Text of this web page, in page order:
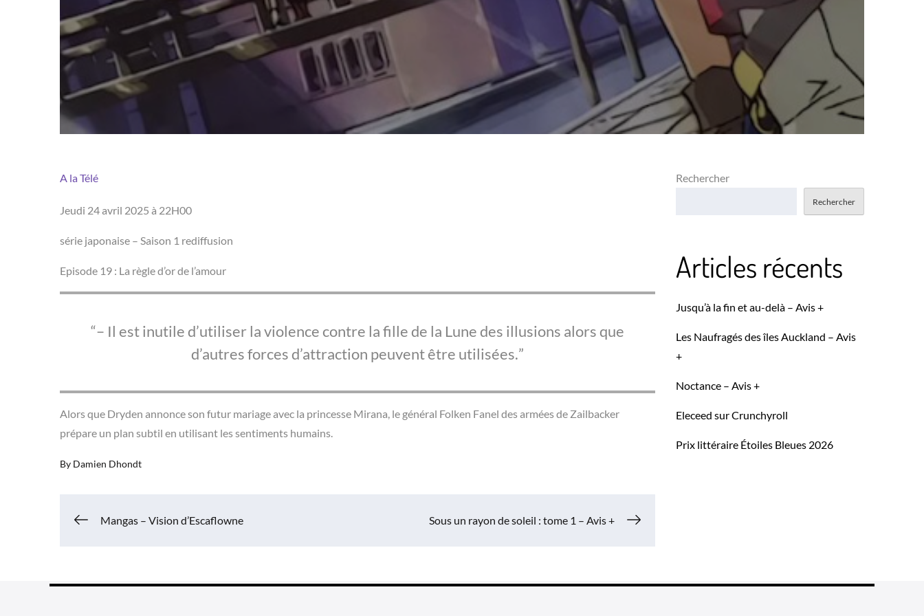
A la Télé
Jeudi 24 avril 2025 à 22H00
série japonaise – Saison 1 rediffusion
Episode 19 : La règle d’or de l’amour
– Il est inutile d’utiliser la violence contre la fille de la Lune des illusions alors que
d’autres forces d’attraction peuvent être utilisées.
Alors que Dryden annonce son futur mariage avec la princesse Mirana, le général Folken Fanel des armées de Zailbacker
prépare un plan subtil en utilisant les sentiments humains.
By Damien Dhondt
Navigation
Mangas – Vision d’Escaflowne Sous un rayon de soleil : tome 1 – Avis +
Rechercher
Rechercher
Articles récents
Jusqu’à la fin et au-delà – Avis +
Les Naufragés des îles Auckland – Avis
+
Noctance – Avis +
Eleceed sur Crunchyroll
Prix littéraire Étoiles Bleues 2026